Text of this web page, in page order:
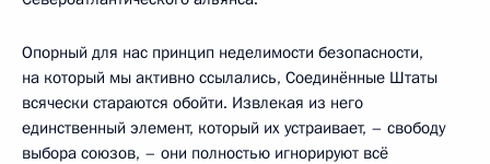
Опорный для нас принцип неделимости безопасности,
на который мы активно ссылались, Соединённые Штаты
всячески стараются обойти. Извлекая из него
единственный элемент, который их устраивает, – свободу
выбора союзов, – они полностью игнорируют всё